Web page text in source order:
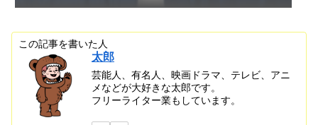
この記事を書いた人
太郎
芸能人、有名人、映画ドラマ、テレビ、アニ
メなどが大好きな太郎です。
フリーライター業もしています。